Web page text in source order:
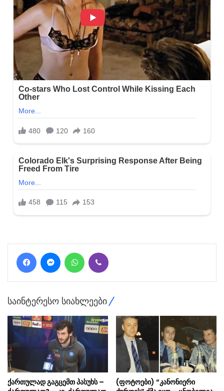
FacebookMessengerWhatsApp
საინტერესო სიახლეები
ქართულად გაგცემთ პასუხს –
(ფოტოები) “კანონიერი